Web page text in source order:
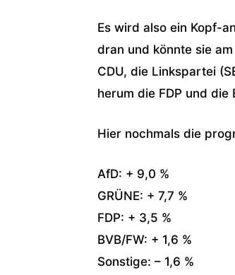
Es wird also ein Kopf-
dran und könnte sie
CDU, die Linkspartei
herum die FDP und
Hier nochmals die
AfD: + 9,0 %
GRÜNE: + 7,7 %
FDP: + 3,5 %
BVB/FW: + 1,6 %
Sonstige: – 1,6 %